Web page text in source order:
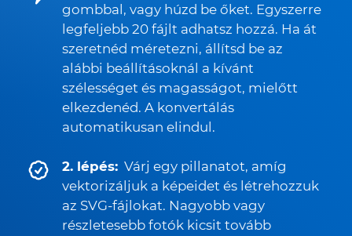
gombbal, vagy húzd be őket. Egyszerre
legfeljebb 20 fájlt adhatsz hozzá. Ha át
szeretnéd méretezni, állítsd be az
alábbi beállításoknál a kívánt
szélességet és magasságot, mielőtt
elkezdenéd. A konvertálás
automatikusan elindul.
2. lépés: Várj egy pillanatot, amíg
vektorizáljuk a képeidet és létrehozzuk
az SVG-fájlokat. Nagyobb vagy
részletesebb fotók kicsit tovább